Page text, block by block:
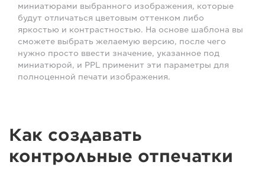
миниатюрами выбранного изображения, которые
будут отличаться цветовым оттенком либо
яркостью и контрастностью. На основе шаблона вы
сможете выбрать желаемую версию, после чего
нужно просто ввести значение, указанное под
миниатюрой, и PPL применит эти параметры для
полноценной печати изображения.
Как создавать
контрольные отпечатки